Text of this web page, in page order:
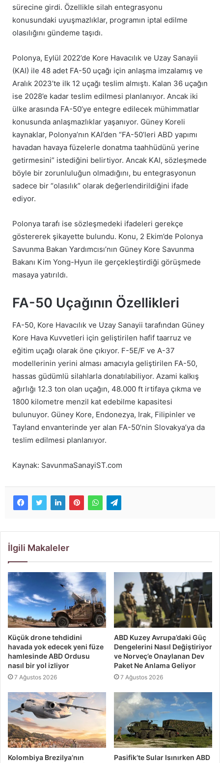
sürecine girdi. Özellikle silah entegrasyonu
konusundaki uyuşmazlıklar, programın iptal edilme
olasılığını gündeme taşıdı.
Polonya, Eylül 2022’de Kore Havacılık ve Uzay Sanayii
(KAI) ile 48 adet FA-50 uçağı için anlaşma imzalamış ve
Aralık 2023’te ilk 12 uçağı teslim almıştı. Kalan 36 uçağın
ise 2028’e kadar teslim edilmesi planlanıyor. Ancak iki
ülke arasında FA-50’ye entegre edilecek mühimmatlar
konusunda anlaşmazlıklar yaşanıyor. Güney Koreli
kaynaklar, Polonya’nın KAI’den “FA-50’leri ABD yapımı
havadan havaya füzelerle donatma taahhüdünü yerine
getirmesini” istediğini belirtiyor. Ancak KAI, sözleşmede
böyle bir zorunluluğun olmadığını, bu entegrasyonun
sadece bir “olasılık” olarak değerlendirildiğini ifade
ediyor.
Polonya tarafı ise sözleşmedeki ifadeleri gerekçe
göstererek şikayette bulundu. Konu, 2 Ekim’de Polonya
Savunma Bakan Yardımcısı’nın Güney Kore Savunma
Bakanı Kim Yong-Hyun ile gerçekleştirdiği görüşmede
masaya yatırıldı.
FA-50 Uçağının Özellikleri
FA-50, Kore Havacılık ve Uzay Sanayii tarafından Güney
Kore Hava Kuvvetleri için geliştirilen hafif taarruz ve
eğitim uçağı olarak öne çıkıyor. F-5E/F ve A-37
modellerinin yerini alması amacıyla geliştirilen FA-50,
hassas güdümlü silahlarla donatılabiliyor. Azami kalkış
ağırlığı 12.3 ton olan uçağın, 48.000 ft irtifaya çıkma ve
1800 kilometre menzil kat edebilme kapasitesi
bulunuyor. Güney Kore, Endonezya, Irak, Filipinler ve
Tayland envanterinde yer alan FA-50’nin Slovakya’ya da
teslim edilmesi planlanıyor.
Kaynak: SavunmaSanayiST.com
İlgili Makaleler
Küçük drone tehdidini
havada yok edecek yeni füze
hamlesinde ABD Ordusu
nasıl bir yol izliyor
7 Ağustos 2026
ABD Kuzey Avrupa’daki Güç
Dengelerini Nasıl Değiştiriyor
ve Norveç’e Onaylanan Dev
Paket Ne Anlama Geliyor
7 Ağustos 2026
Kolombiya Brezilya’nın
Pasifik’te Sular Isınırken ABD